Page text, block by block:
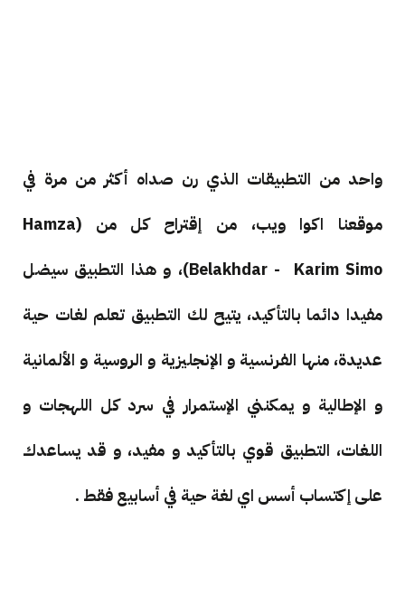
واحد من التطبيقات الذي رن صداه أكثر من مرة في
موقعنا اكوا ويب، من إقتراح كل من (Hamza
Belakhdar - Karim Simo)، و هذا التطبيق سيضل
مفيدا دائما بالتأكيد، يتيح لك التطبيق تعلم لغات حية
عديدة، منها الفرنسية و الإنجليزية و الروسية و الألمانية
و الإطالية و يمكنني الإستمرار في سرد كل اللهجات و
اللغات، التطبيق قوي بالتأكيد و مفيد، و قد يساعدك
على إكتساب أسس اي لغة حية في أسابيع فقط .